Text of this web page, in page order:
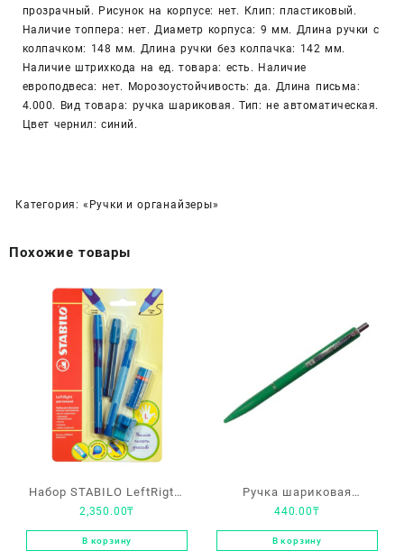
прозрачный. Рисунок на корпусе: нет. Клип: пластиковый.
Наличие топпера: нет. Диаметр корпуса: 9 мм. Длина ручки с
колпачком: 148 мм. Длина ручки без колпачка: 142 мм.
Наличие штрихкода на ед. товара: есть. Наличие
европодвеса: нет. Морозоустойчивость: да. Длина письма:
4.000. Вид товара: ручка шариковая. Тип: не автоматическая.
Цвет чернил: синий.
Категория: «Ручки и органайзеры»
Похожие товары
Набор STABILO LeftRigth:
ручка + карандаш +
ластик + точилка +
2,350.00₸
В корзину
Ручка шариковая
автоматическая
Schneider «К15» синяя,
440.00₸
В корзину